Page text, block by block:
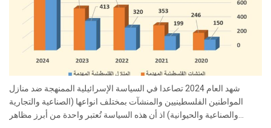
شهد العام 2024 تصاعدا في السياسة الإسرائيلية الممنهجة ضد منازل
المواطنين الفلسطينيين والمنشآت بمختلف انواعها (الصناعية والتجارية
والصناعية والحيوانية) اذ أن هذه السياسة تُعتبر واحدة من أبرز مظاهر...